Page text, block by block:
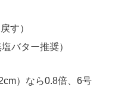
す）
バター推奨）
）なら0.8倍、6号